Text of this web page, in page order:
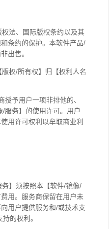
法、国际版权条约以及其
条约的保护。本软件产品/
出售。
权/所有权】归【权利人名
予用户一项非排他的、
服务】的使用许可。用户
用许可权利以牟取商业利
】须按照本【软件/镜像/
用。服务商保留在用户未
用户提供服务和/或技术支
的权利。